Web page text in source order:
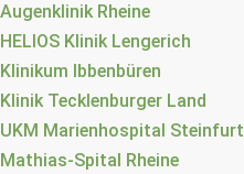
Augenklinik Rheine
HELIOS Klinik Lengerich
Klinikum Ibbenbüren
Klinik Tecklenburger Land
UKM Marienhospital Steinfurt
Mathias-Spital Rheine